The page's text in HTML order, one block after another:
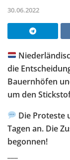
30.06.2022
die
Bauernhöfen
um den
Die Proteste
Tagen an. Die
begonnen!